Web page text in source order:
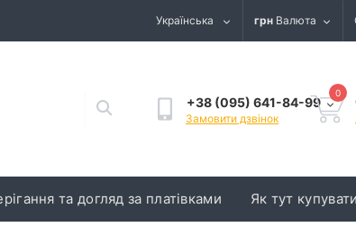
Українська грн Валюта
+38 (095) 641-84-99
Замовити дзвінок
0
та догляд за платівками Як тут купувати